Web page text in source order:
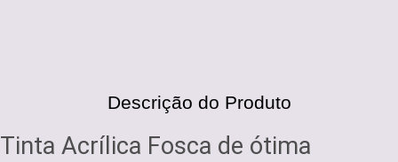
Descrição do Produto
Tinta Acrílica Fosca de ótima